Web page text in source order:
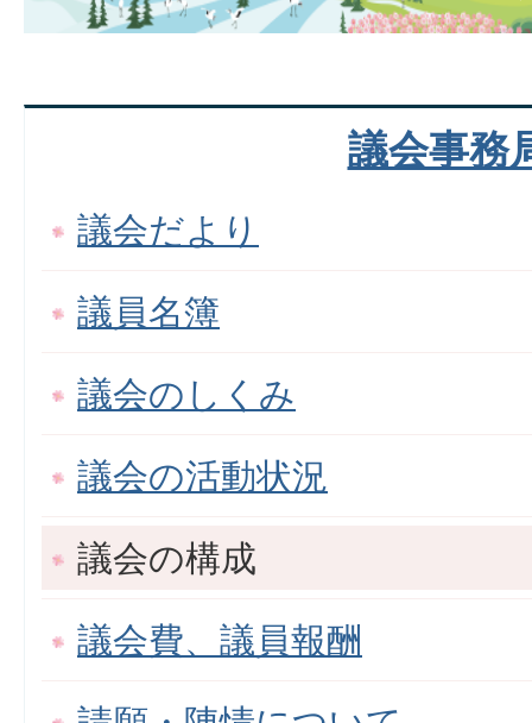
議会事務
議会だより
議員名簿
議会のしくみ
議会の活動状況
議会の構成
議会費、議員報酬